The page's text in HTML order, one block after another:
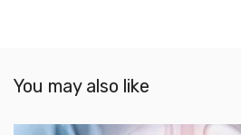
You may also like